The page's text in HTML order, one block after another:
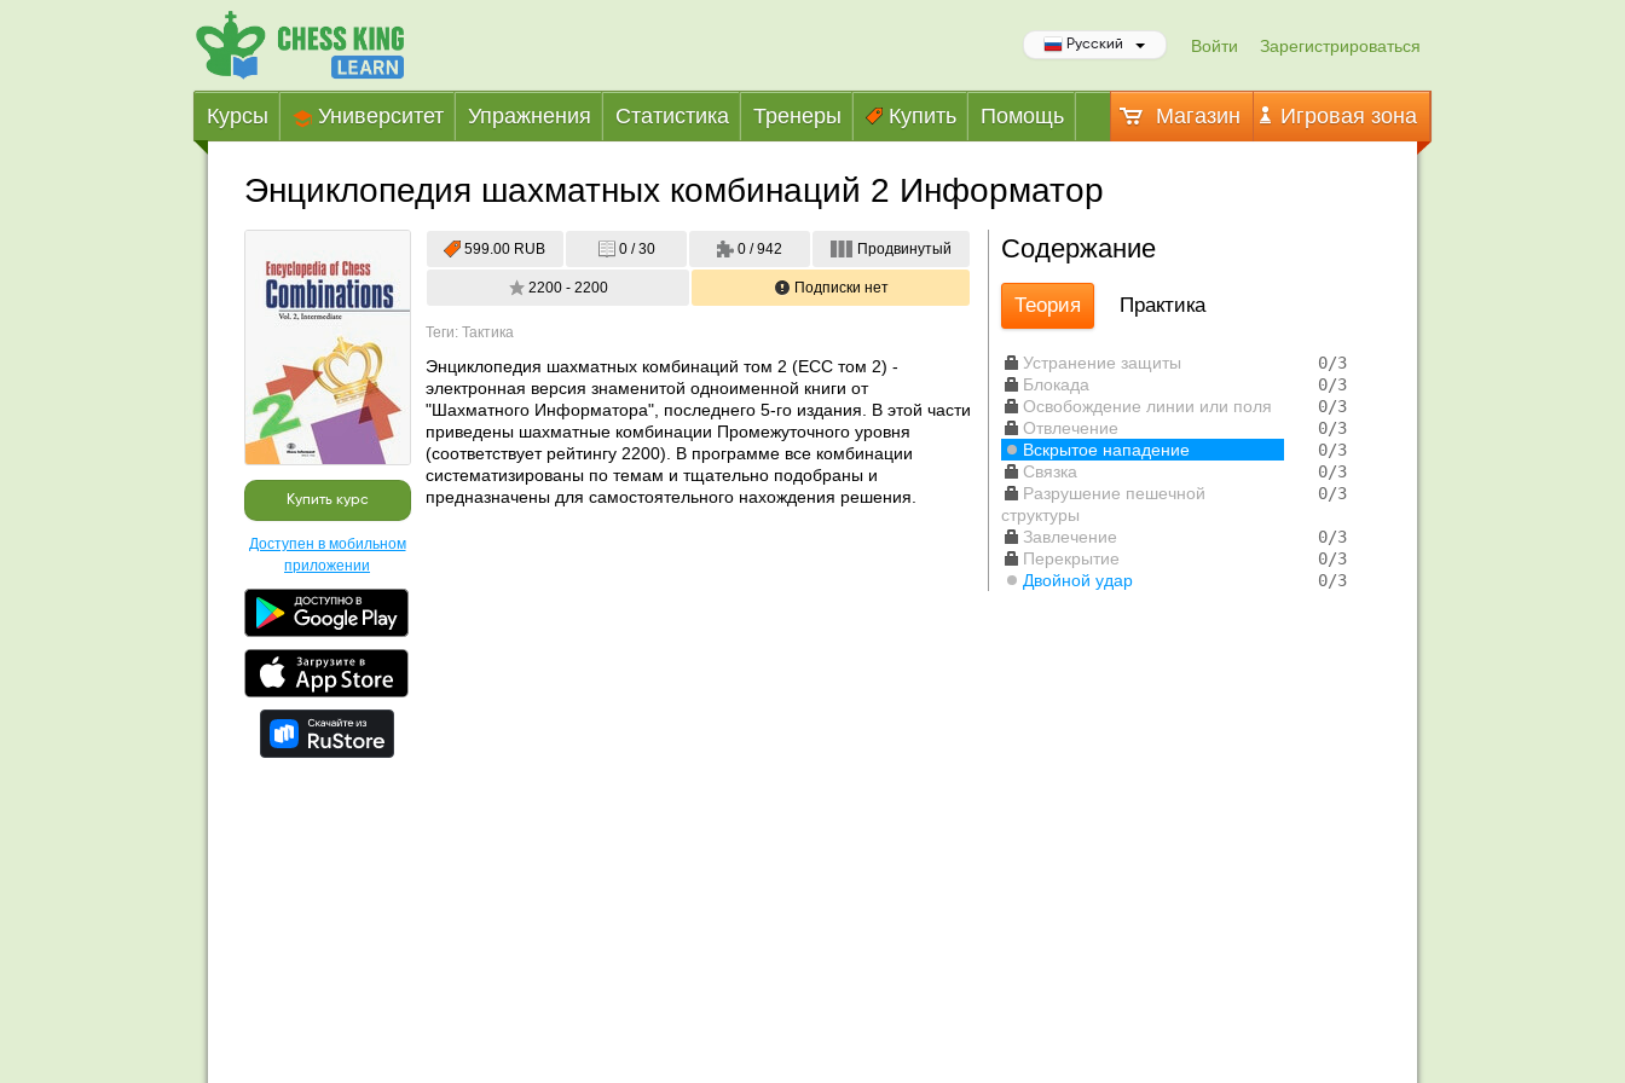
Войти Зарегистрироваться
Русский
Курсы Университет Упражнения Статистика Тренеры Купить Помощь Магазин Игровая зона
Энциклопедия шахматных комбинаций 2 Информатор
Купить курс
Доступен в мобильном
приложении
599.00 RUB 0 / 30 0 / 942 Продвинутый
2200 - 2200 Подписки нет
Теги: Тактика
Энциклопедия шахматных комбинаций том 2 (ECC том 2) -
электронная версия знаменитой одноименной книги от
"Шахматного Информатора", последнего 5-го издания. В этой части
приведены шахматные комбинации Промежуточного уровня
(соответствует рейтингу 2200). В программе все комбинации
систематизированы по темам и тщательно подобраны и
предназначены для самостоятельного нахождения решения.
Содержание
Теория Практика
Устранение защиты
   0/3
Блокада
   0/3
Освобождение линии или поля
   0/3
Отвлечение
   0/3
Вскрытое нападение
   0/3
Связка
   0/3
Разрушение пешечной
структуры
   0/3
Завлечение
   0/3
Перекрытие
   0/3
Двойной удар
   0/3